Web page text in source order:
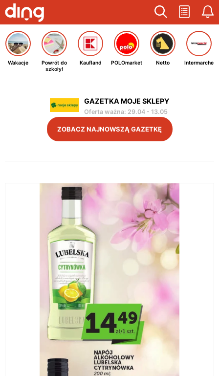
Wakacje
Powrót do
szkoły!
Kaufland POLOmarket Netto Intermarche
GAZETKA MOJE SKLEPY
Oferta ważna: 29.04 - 13.05
ZOBACZ NAJNOWSZĄ GAZETKĘ